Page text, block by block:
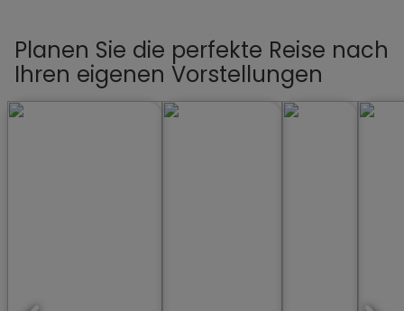
Planen Sie die perfekte Reise nach
Ihren eigenen Vorstellungen